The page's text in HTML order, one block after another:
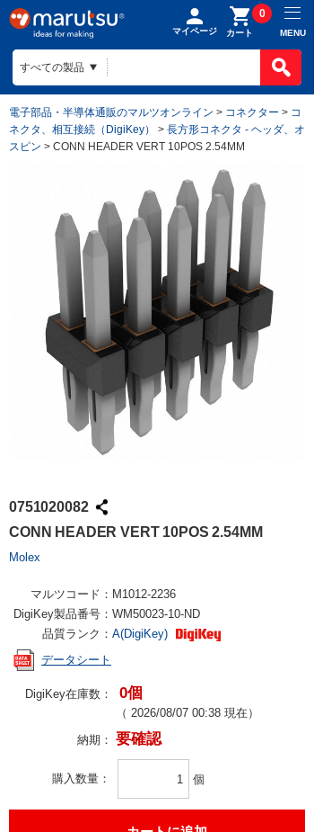
マイページ カート
0
MENU
電子部品・半導体通販のマルツオンライン > コネクター > コ
ネクタ、相互接続（DigiKey）
> 長方形コネクタ - ヘッダ、オ
スピン > CONN HEADER VERT 10POS 2.54MM
0751020082
CONN HEADER VERT 10POS 2.54MM
Molex
マルツコード： M1012-2236
DigiKey製品番号： WM50023-10-ND
品質ランク： A(DigiKey)
データシート
DigiKey在庫数： 0個
（ 2026/08/07 00:38 現在）
納期： 要確認
購入数量 個